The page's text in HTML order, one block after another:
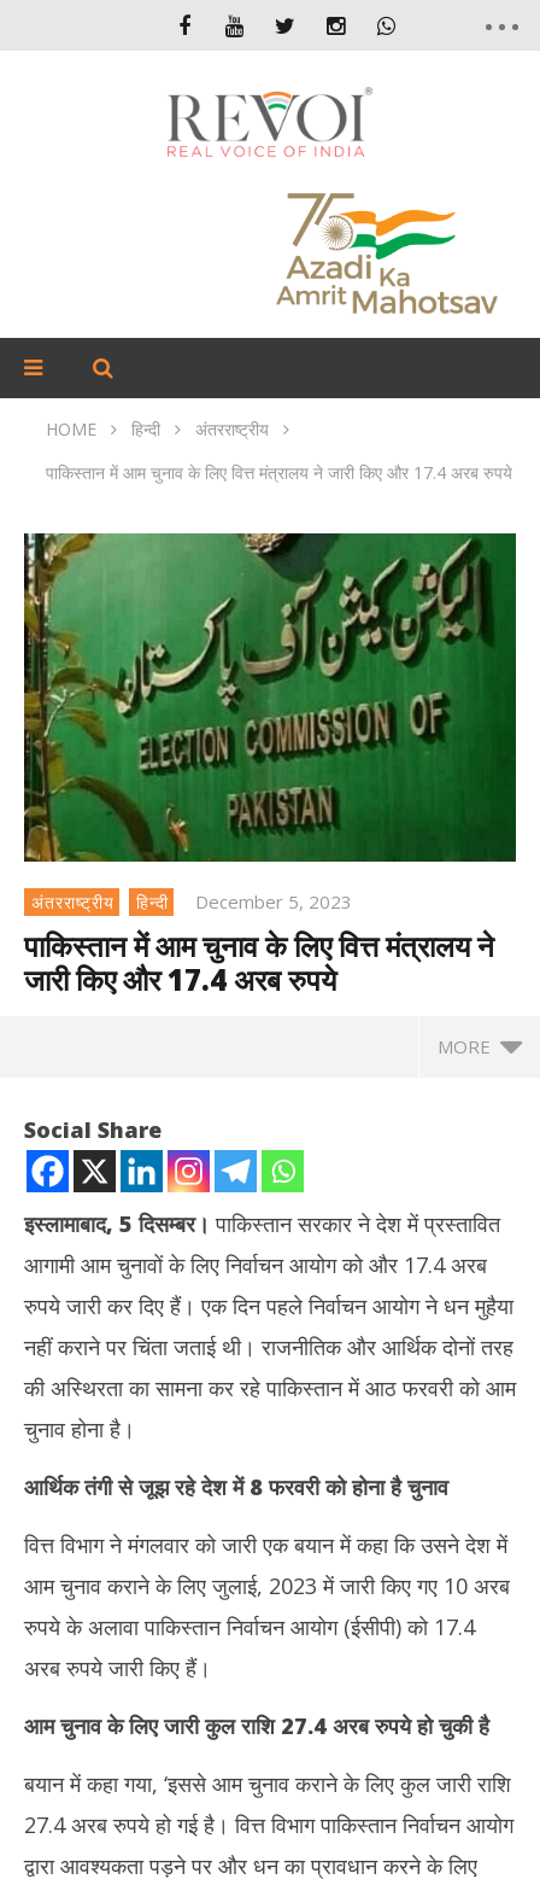
HOME हिन्दी
अंतरराष्ट्रीय
पाकिस्तान में आम चुनाव के लिए वित्त मंत्रालय ने जारी किए और 17.4 अरब रुपये
अंतरराष्ट्रीय हिन्दी December 5, 2023
पाकिस्तान में आम चुनाव के लिए वित्त मंत्रालय ने
जारी किए और 17.4 अरब रुपये
MORE
December
Social Share
इस्लामाबाद, 5 दिसम्बर।पाकिस्तान सरकार ने देश में प्रस्तावित
आगामी आम चुनावों के लिए निर्वाचन आयोग को और 17.4 अरब
रुपये जारी कर दिए हैं। एक दिन पहले निर्वाचन आयोग ने धन मुहैया
नहीं कराने पर चिंता जताई थी। राजनीतिक और आर्थिक दोनों तरह
की अस्थिरता का सामना कर रहे पाकिस्तान में आठ फरवरी को आम
चुनाव होना है।
आर्थिक तंगी से जूझ रहे देश में 8 फरवरी को होना है चुनाव
वित्त विभाग ने मंगलवार को जारी एक बयान में कहा कि उसने देश में
आम चुनाव कराने के लिए जुलाई, 2023 में जारी किए गए 10 अरब
रुपये के अलावा पाकिस्तान निर्वाचन आयोग (ईसीपी) को 17.4
अरब रुपये जारी किए हैं।
आम चुनाव के लिए जारी कुल राशि 27.4 अरब रुपये हो चुकी है
बयान में कहा गया, ‘इससे आम चुनाव कराने के लिए कुल जारी राशि
27.4 अरब रुपये हो गई है। वित्त विभाग पाकिस्तान निर्वाचन आयोग
द्वारा आवश्यकता पड़ने पर और धन का प्रावधान करने के लिए